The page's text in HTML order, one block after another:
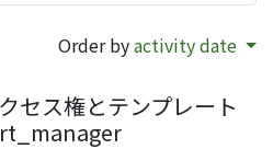
Order byactivity date
セス権とテンプレート